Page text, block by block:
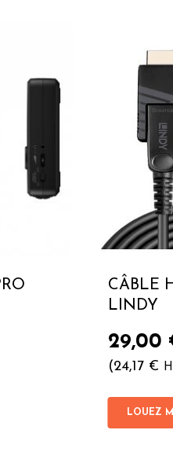
CÂBLE
LINDY
29,00
(24,17 €
LOUEZ